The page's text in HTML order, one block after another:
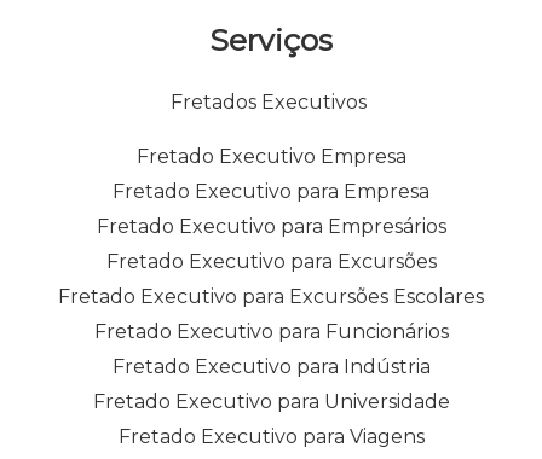
Serviços
Fretados Executivos
Fretado Executivo Empresa
Fretado Executivo para Empresa
Fretado Executivo para Empresários
Fretado Executivo para Excursões
Fretado Executivo para Excursões Escolares
Fretado Executivo para Funcionários
Fretado Executivo para Indústria
Fretado Executivo para Universidade
Fretado Executivo para Viagens